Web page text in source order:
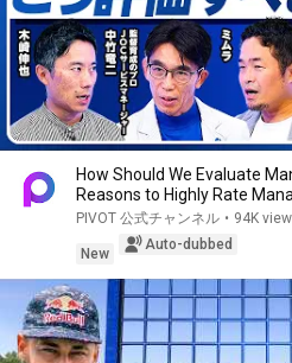
How Should We Evaluate
Reasons to Highly Rate
Top-Dow...
PIVOT 公式チャンネル • 94K
New
Auto-dubbed